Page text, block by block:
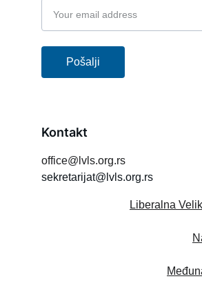
Kontakt
Pošalji
office@lvls.org.rs
sekretarijat@lvls.org.rs
Liberalna